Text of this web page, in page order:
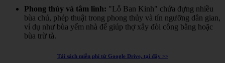
Phong thủy và tâm linh: "Lỗ Ban Kinh" chứa đựng nhiều
bùa chú, phép thuật trong phong thủy và tín ngưỡng dân gian,
ví dụ như bùa yểm nhà để giúp thợ xây đòi công bằng hoặc
bùa trừ tà.
Tải sách miễn phí từ Google Drive, tại đây >>